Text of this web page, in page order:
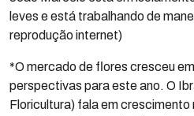
leves e está trabalhando de
reprodução internet)
*O mercado de flores cresceu
perspectivas para este ano. O
Floricultura) fala em crescimento